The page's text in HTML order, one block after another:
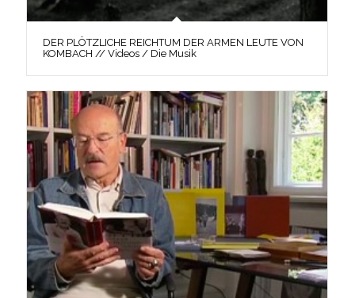
DER PLÖTZLICHE REICHTUM DER ARMEN LEUTE VON
KOMBACH // Videos / Die Musik